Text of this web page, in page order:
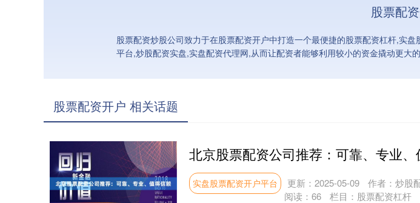
股票配
股票配资炒股公司致力于在股票配资开户中打造一个最便捷的股票配资杠杆,实
平台,炒股配资实盘,实盘配资代理网,从而让配资者能够利用较小的资金撬动更大的
股票配资开户 相关话题
实盘股票配资开户平台 更新：2025-05-09
作者：炒股
阅读： 66 栏目： 股票配资杠杆